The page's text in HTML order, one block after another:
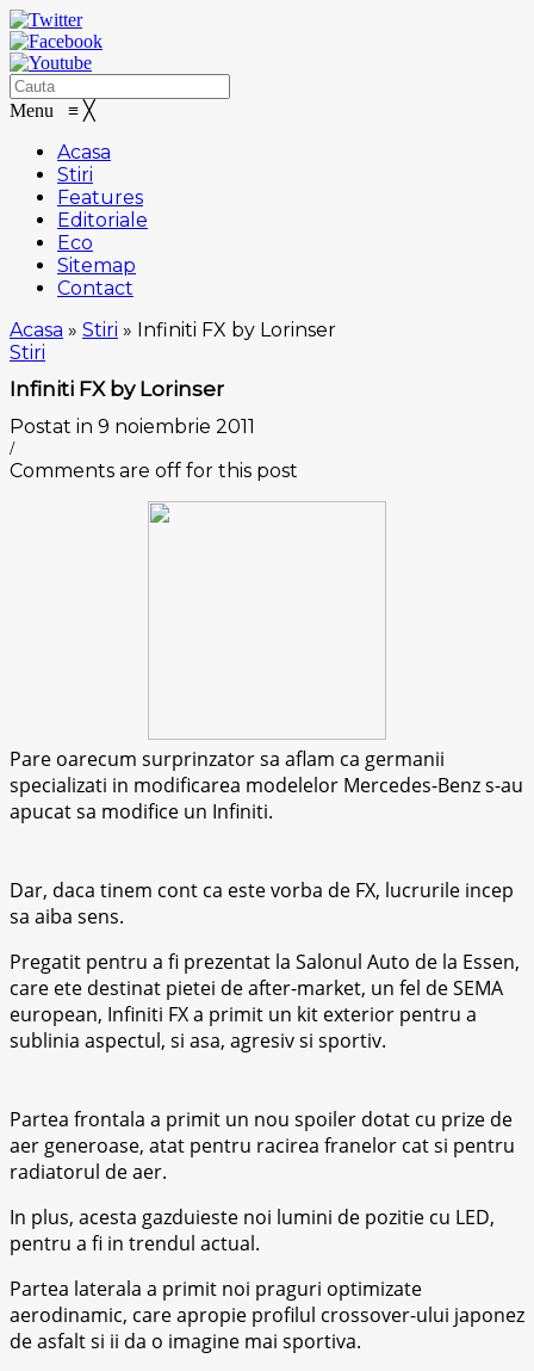
Menu ≡ ╳
Acasa
Stiri
Features
Editoriale
Eco
Sitemap
Contact
Acasa » Stiri » Infiniti FX by Lorinser
Stiri
Infiniti FX by Lorinser
Postat in 9 noiembrie 2011
/
Comments are off for this post
Pare oarecum surprinzator sa aflam ca germanii
specializati in modificarea modelelor Mercedes-Benz s-au
apucat sa modifice un Infiniti.
Dar, daca tinem cont ca este vorba de FX, lucrurile incep
sa aiba sens.
Pregatit pentru a fi prezentat la Salonul Auto de la Essen,
care ete destinat pietei de after-market, un fel de SEMA
european, Infiniti FX a primit un kit exterior pentru a
sublinia aspectul, si asa, agresiv si sportiv.
Partea frontala a primit un nou spoiler dotat cu prize de
aer generoase, atat pentru racirea franelor cat si pentru
radiatorul de aer.
In plus, acesta gazduieste noi lumini de pozitie cu LED,
pentru a fi in trendul actual.
Partea laterala a primit noi praguri optimizate
aerodinamic, care apropie profilul crossover-ului japonez
de asfalt si ii da o imagine mai sportiva.